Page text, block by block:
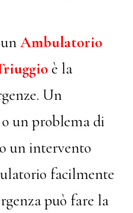
unAmbulatorio
è la
Un
o un problema di
un intervento
facilmente
può fare la